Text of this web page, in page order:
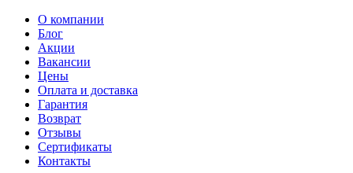
О компании
Блог
Акции
Вакансии
Цены
Оплата и доставка
Гарантия
Возврат
Отзывы
Сертификаты
Контакты